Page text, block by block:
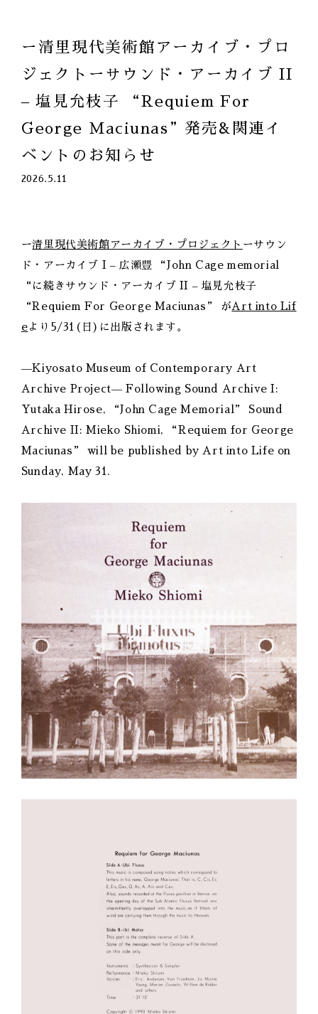
ー清里現代美術館アーカイブ・プロ
ジェクトーサウンド・アーカイブ II
– 塩見允枝子 “Requiem For
George Maciunas”発売&関連イ
ベントのお知らせ
2026.5.11
ー清里現代美術館アーカイブ・プロジェクト ーサウン
ド・アーカイブ I – 広瀬豊 “John Cage memorial
“に続きサウンド・アーカイブ II – 塩見允枝子
“Requiem For George Maciunas” が Art into Lif
e より5/31(日)に出版されます。
—Kiyosato Museum of Contemporary Art
Archive Project— Following Sound Archive I:
Yutaka Hirose, “John Cage Memorial” Sound
Archive II: Mieko Shiomi, “Requiem for George
Maciunas” will be published by Art into Life on
Sunday, May 31.